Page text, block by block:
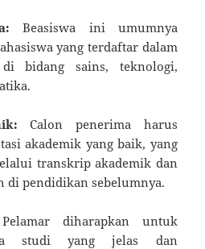
Beasiswa ini umumnya
yang terdaftar dalam
bidang sains, teknologi,
Calon penerima harus
akademik yang baik, yang
transkrip akademik dan
di pendidikan sebelumnya.
diharapkan untuk
studi yang jelas dan